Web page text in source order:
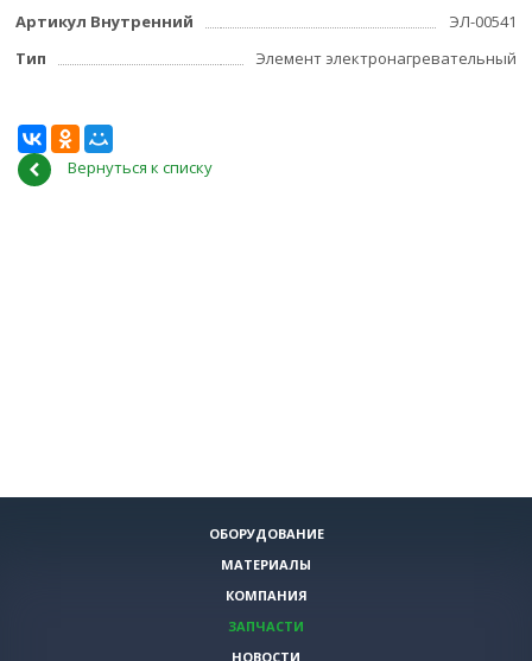
Артикул Внутренний
ЭЛ-00541
Тип
Элемент электронагревательный
Вернуться к списку
ОБОРУДОВАНИЕ
МАТЕРИАЛЫ
КОМПАНИЯ
ЗАПЧАСТИ
НОВОСТИ